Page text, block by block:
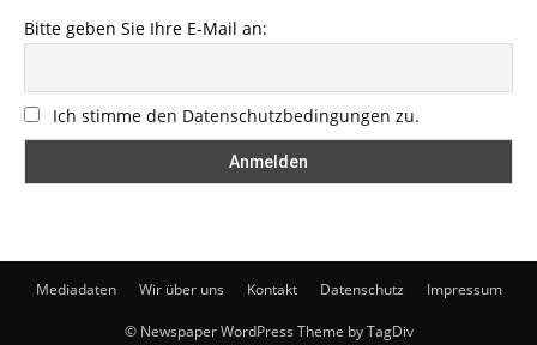
Bitte geben Sie Ihre E-Mail an:
Ich stimme den Datenschutzbedingungen zu.
Mediadaten Wir über uns Kontakt Datenschutz Impressum
© Newspaper WordPress Theme by TagDiv